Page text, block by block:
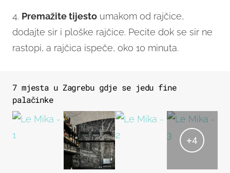
4. Premažite tijesto umakom od rajčice,
dodajte sir i ploške rajčice. Pecite dok se sir ne
rastopi, a rajčica ispeče, oko 10 minuta.
7 mjesta u Zagrebu gdje se jedu fine
palačinke
+4